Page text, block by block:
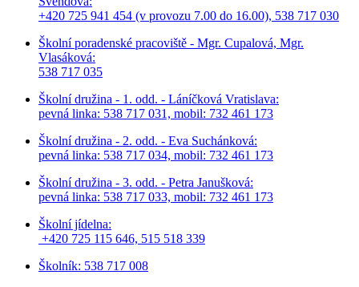
+420 725 941 454 (v provozu 7.00 do 16.00), 538 717 030
Školní poradenské pracoviště - Mgr. Cupalová, Mgr.
Vlasáková:
538 717 035
Školní družina - 1. odd. - Láníčková Vratislava:
pevná linka: 538 717 031, mobil: 732 461 173
Školní družina - 2. odd. - Eva Suchánková:
pevná linka: 538 717 034, mobil: 732 461 173
Školní družina - 3. odd. - Petra Janušková:
pevná linka: 538 717 033, mobil: 732 461 173
Školní jídelna:
+420 725 115 646, 515 518 339
Školník: 538 717 008